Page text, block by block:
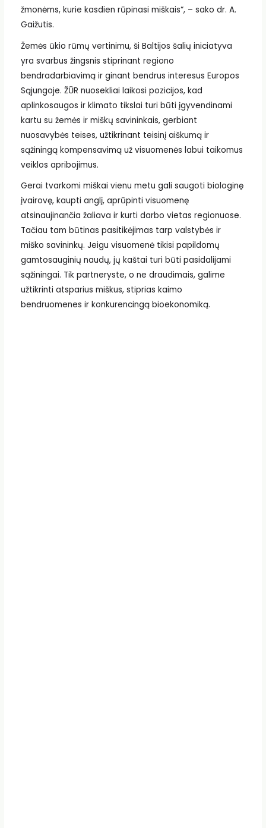
žmonėms, kurie kasdien rūpinasi miškais“, – sako dr. A.
Gaižutis.
Žemės ūkio rūmų vertinimu, ši Baltijos šalių iniciatyva
yra svarbus žingsnis stiprinant regiono
bendradarbiavimą ir ginant bendrus interesus Europos
Sąjungoje. ŽŪR nuosekliai laikosi pozicijos, kad
aplinkosaugos ir klimato tikslai turi būti įgyvendinami
kartu su žemės ir miškų savininkais, gerbiant
nuosavybės teises, užtikrinant teisinį aiškumą ir
sąžiningą kompensavimą už visuomenės labui taikomus
veiklos apribojimus.
Gerai tvarkomi miškai vienu metu gali saugoti biologinę
įvairovę, kaupti anglį, aprūpinti visuomenę
atsinaujinančia žaliava ir kurti darbo vietas regionuose.
Tačiau tam būtinas pasitikėjimas tarp valstybės ir
miško savininkų. Jeigu visuomenė tikisi papildomų
gamtosauginių naudų, jų kaštai turi būti pasidalijami
sąžiningai. Tik partneryste, o ne draudimais, galime
užtikrinti atsparius miškus, stiprias kaimo
bendruomenes ir konkurencingą bioekonomiką.